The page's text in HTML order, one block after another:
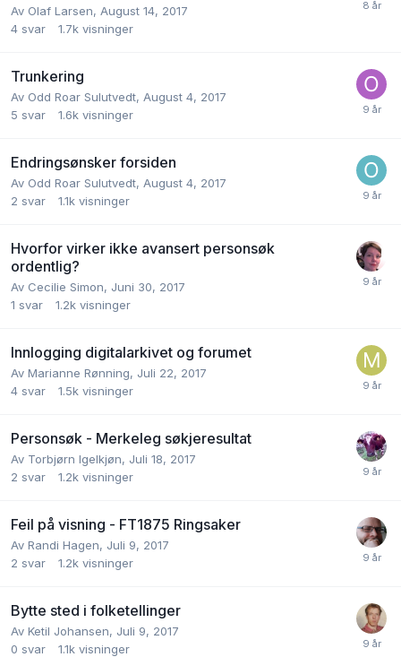
Av Olaf Larsen, August 14, 2017
4 svar 1.7k visninger
Trunkering
Av Odd Roar Sulutvedt, August 4, 2017
5 svar 1.6k visninger
Endringsønsker forsiden
Av Odd Roar Sulutvedt, August 4, 2017
2 svar 1.1k visninger
Hvorfor virker ikke avansert personsøk
ordentlig?
Av Cecilie Simon, Juni 30, 2017
1 svar 1.2k visninger
Innlogging digitalarkivet og forumet
Av Marianne Rønning, Juli 22, 2017
4 svar 1.5k visninger
Personsøk - Merkeleg søkjeresultat
Av Torbjørn Igelkjøn, Juli 18, 2017
2 svar 1.2k visninger
Feil på visning - FT1875 Ringsaker
Av Randi Hagen, Juli 9, 2017
2 svar 1.2k visninger
Bytte sted i folketellinger
Av Ketil Johansen, Juli 9, 2017
0 svar 1.1k visninger